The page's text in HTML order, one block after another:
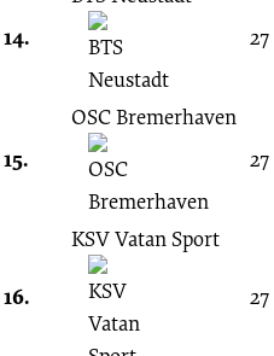
14.
27
15.
OSC Bremerhaven
27
16.
KSV Vatan Sport
27